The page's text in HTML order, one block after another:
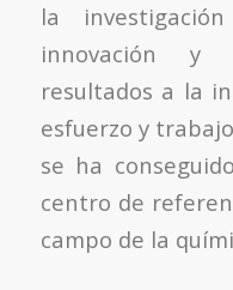
la
innovación y
resultados a la
esfuerzo y
se ha
centro de
campo de la